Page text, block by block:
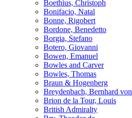
Boethius, Christoph
Bonifacio, Natal
Bonne, Rigobert
Bordone, Benedetto
Borgia, Stefano
Botero, Giovanni
Bowen, Emanuel
Bowles and Carver
Bowles, Thomas
Braun & Hogenberg
Breydenbach, Bernhard von
Brion de la Tour, Louis
British Admiralty